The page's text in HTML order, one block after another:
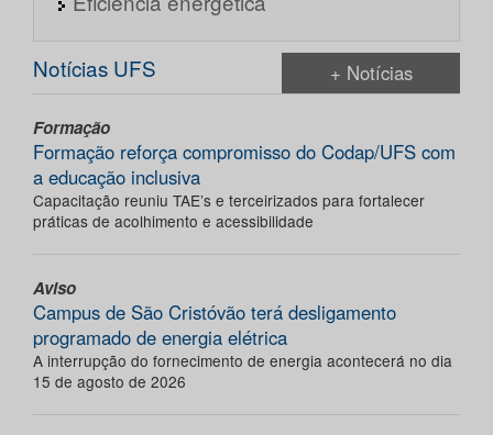
Notícias UFS + Notícias
Formação
Formação reforça compromisso do Codap/UFS com
a educação inclusiva
Capacitação reuniu TAE’s e terceirizados para fortalecer
práticas de acolhimento e acessibilidade
Aviso
Campus de São Cristóvão terá desligamento
programado de energia elétrica
A interrupção do fornecimento de energia acontecerá no dia
15 de agosto de 2026